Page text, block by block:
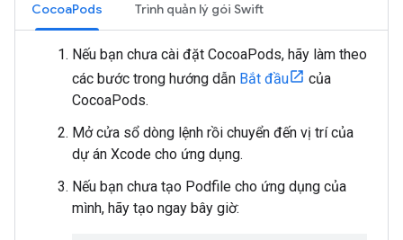
CocoaPods Trình quản lý gói Swift
Nếu bạn chưa cài đặt CocoaPods, hãy làm theo
các bước trong hướng dẫn Bắt đầu
của
CocoaPods.
Mở cửa sổ dòng lệnh rồi chuyển đến vị trí của
dự án Xcode cho ứng dụng.
Nếu bạn chưa tạo Podfile cho ứng dụng của
mình, hãy tạo ngay bây giờ: